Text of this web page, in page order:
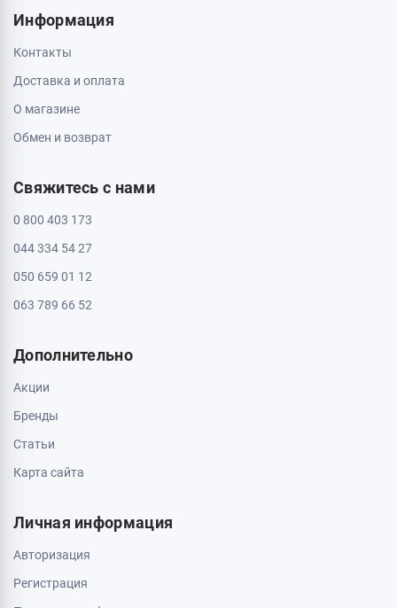
Информация
Контакты
Доставка и оплата
О магазине
Обмен и возврат
Свяжитесь с нами
0 800 403 173
044 334 54 27
050 659 01 12
063 789 66 52
Дополнительно
Акции
Бренды
Статьи
Карта сайта
Личная информация
Авторизация
Регистрация